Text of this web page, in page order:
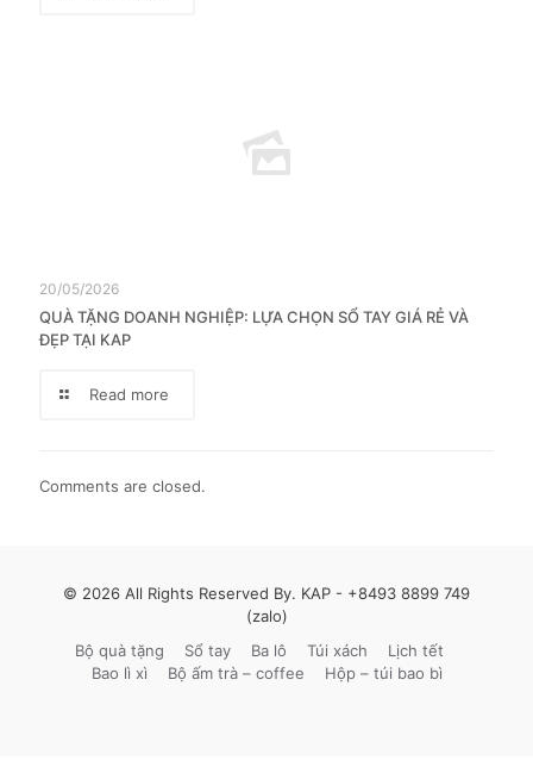
20/05/2026
QUÀ TẶNG DOANH NGHIỆP: LỰA CHỌN SỔ TAY GIÁ RẺ VÀ
ĐẸP TẠI KAP
Read more
Comments are closed.
© 2026 All Rights Reserved By. KAP - +8493 8899 749
(zalo)
Bộ quà tặng
Sổ tay Ba lô Túi xách
Lịch tết
Bao lì xì
Bộ ấm trà – coffee Hộp – túi bao bì